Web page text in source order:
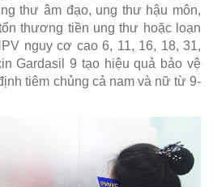
thư âm đạo, ung thư hậu môn,
thương tiền ung thư hoặc loạn
nguy cơ cao 6, 11, 16, 18, 31,
Gardasil 9 tạo hiệu quả bảo vệ
tiêm chủng cả nam và nữ từ 9-